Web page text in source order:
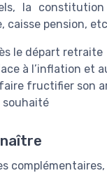
la
caisse pension,
le départ retraite
à l’inflation et
fructifier son
souhaité